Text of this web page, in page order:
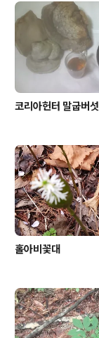
코리아헌터 말굽버섯
홀아비꽃대